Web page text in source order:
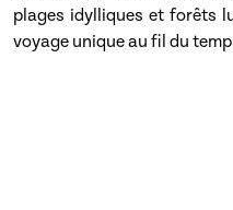
plages idylliques et forêts
voyage unique au fil du